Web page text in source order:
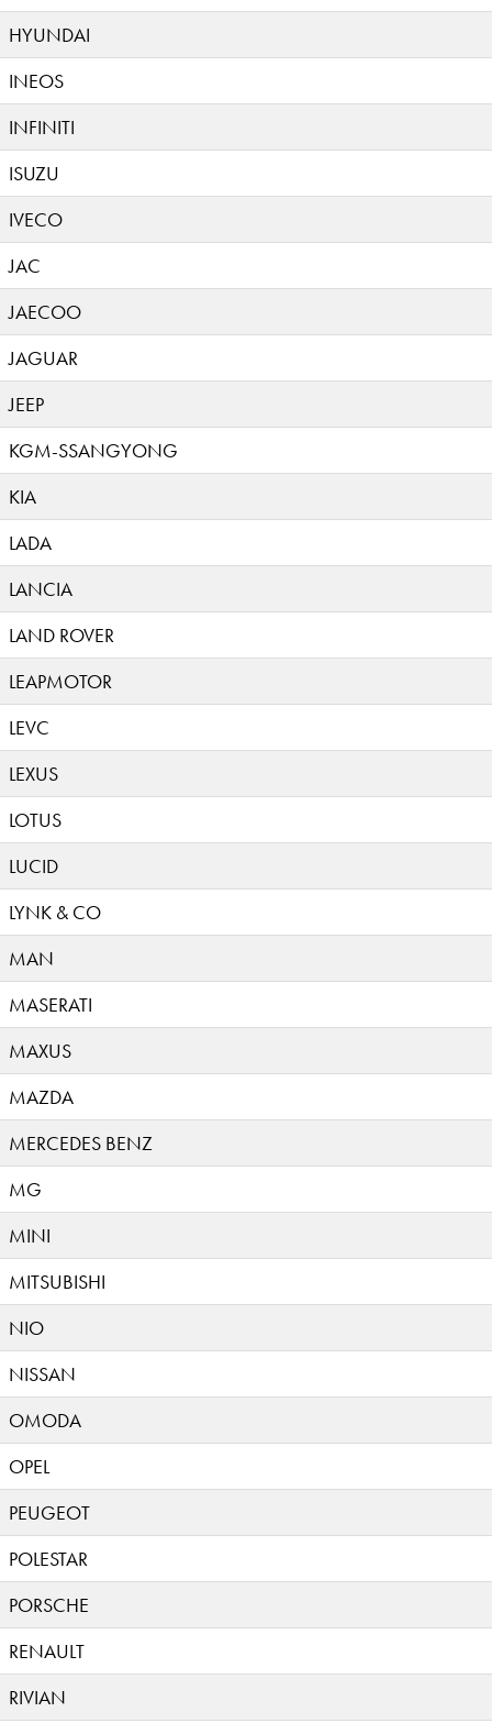
HYUNDAI
INEOS
INFINITI
ISUZU
IVECO
JAC
JAECOO
JAGUAR
JEEP
KGM-SSANGYONG
KIA
LADA
LANCIA
LAND ROVER
LEAPMOTOR
LEVC
LEXUS
LOTUS
LUCID
LYNK & CO
MAN
MASERATI
MAXUS
MAZDA
MERCEDES BENZ
MG
MINI
MITSUBISHI
NIO
NISSAN
OMODA
OPEL
PEUGEOT
POLESTAR
PORSCHE
RENAULT
RIVIAN